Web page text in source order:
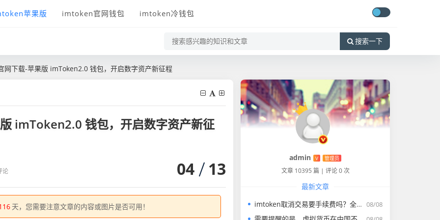
苹果版 imtoken官网钱包 imtoken冷钱包
搜索一下
下载-苹果版 imToken2.0 钱包，开启数字资产新征程
imToken2.0 钱包，开启数字资产新征
论 04 13
天，您需要注意文章的内容或图片是否可用！
admin V 管理员
文章 10395 篇 | 评论 0 次
最新文章
08/08
imtoken取消交易要手续费吗？全面解析规则、操作与避坑指南